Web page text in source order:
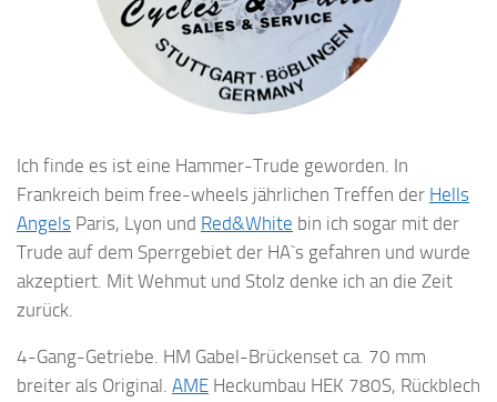
Ich finde es ist eine Hammer-Trude geworden. In
Frankreich beim free-wheels jährlichen Treffen der Hells
Angels Paris, Lyon und Red&White bin ich sogar mit der
Trude auf dem Sperrgebiet der HA`s gefahren und wurde
akzeptiert. Mit Wehmut und Stolz denke ich an die Zeit
zurück.
4-Gang-Getriebe. HM Gabel-Brückenset ca. 70 mm
breiter als Original. AME Heckumbau HEK 780S, Rückblech